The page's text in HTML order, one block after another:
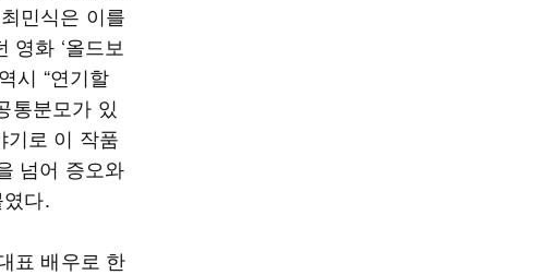
민식은 이를
영화 ‘올드보
시 “연기할
통분모가 있
기로 이 작품
넘어 증오와
다.
표 배우로 한